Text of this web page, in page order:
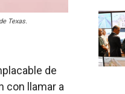
Texas.
de
con llamar a